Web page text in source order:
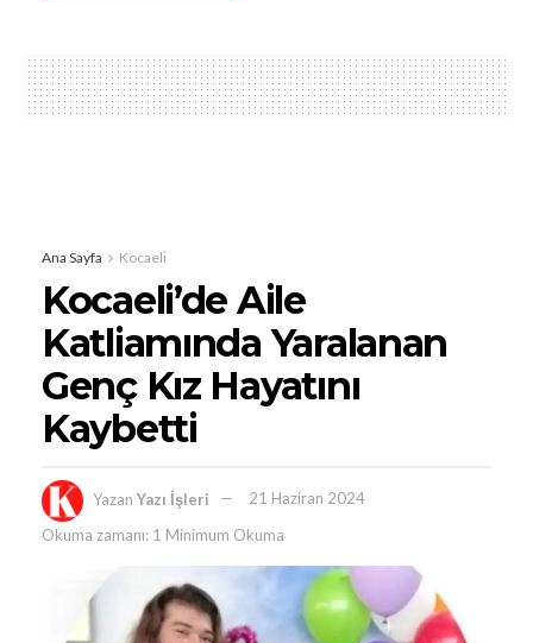
Ana Sayfa Kocaeli
Kocaeli’de Aile
Katliamında Yaralanan
Genç Kız Hayatını
Kaybetti
Yazan Yazı İşleri
21 Haziran 2024
Okuma zamanı: 1 Minimum Okuma